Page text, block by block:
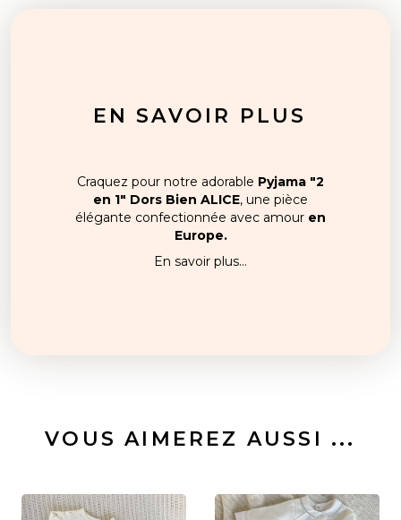
EN SAVOIR PLUS
Craquez pour notre adorable Pyjama "2
en 1" Dors Bien ALICE, une pièce
élégante confectionnée avec amour en
Europe.
En savoir plus...
VOUS AIMEREZ AUSSI ...